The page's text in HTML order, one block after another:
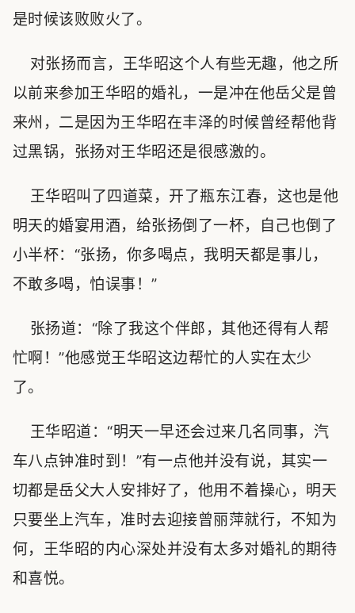
是时候该败败火了。
对张扬而言，王华昭这个人有些无趣，他之所
以前来参加王华昭的婚礼，一是冲在他岳父是曾
来州，二是因为王华昭在丰泽的时候曾经帮他背
过黑锅，张扬对王华昭还是很感激的。
王华昭叫了四道菜，开了瓶东江春，这也是他
明天的婚宴用酒，给张扬倒了一杯，自己也倒了
小半杯：“张扬，你多喝点，我明天都是事儿，
不敢多喝，怕误事！”
张扬道：“除了我这个伴郎，其他还得有人帮
忙啊！”他感觉王华昭这边帮忙的人实在太少
了。
王华昭道：“明天一早还会过来几名同事，汽
车八点钟准时到！”有一点他并没有说，其实一
切都是岳父大人安排好了，他用不着操心，明天
只要坐上汽车，准时去迎接曾丽萍就行，不知为
何，王华昭的内心深处并没有太多对婚礼的期待
和喜悦。